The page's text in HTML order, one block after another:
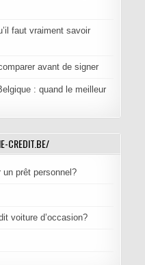
faut vraiment savoir
avant de signer
: quand le meilleur
CREDIT.BE/
un prêt personnel?
voiture d’occasion?